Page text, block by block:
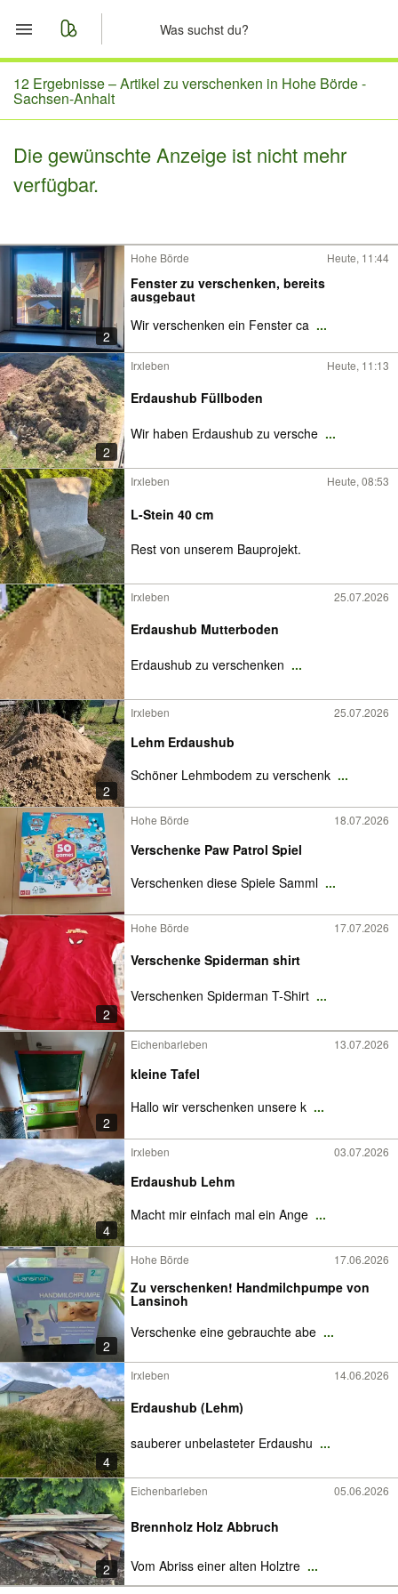
Start
Merkliste
Nachrichten
12 Ergebnisse –Artikel zu verschenken in Hohe Börde -
Sachsen-Anhalt
Die gewünschte Anzeige ist nicht mehr
verfügbar.
2
Hohe Börde Heute, 11:44
Fenster zu verschenken, bereits
ausgebaut
Wir verschenken ein Fenster ca ...
2
Irxleben Heute, 11:13
Erdaushub Füllboden
Wir haben Erdaushub zu versche ...
Irxleben Heute, 08:53
L-Stein 40 cm
Rest von unserem Bauprojekt.
Irxleben 25.07.2026
Erdaushub Mutterboden
Erdaushub zu verschenken ...
2
Irxleben 25.07.2026
Lehm Erdaushub
Schöner Lehmbodem zu verschenk ...
Hohe Börde 18.07.2026
Verschenke Paw Patrol Spiel
Verschenken diese Spiele Samml ...
2
Hohe Börde 17.07.2026
Verschenke Spiderman shirt
Verschenken Spiderman T-Shirt ...
2
Eichenbarleben 13.07.2026
kleine Tafel
Hallo wir verschenken unsere k ...
4
Irxleben 03.07.2026
Erdaushub Lehm
Macht mir einfach mal ein Ange ...
2
Hohe Börde 17.06.2026
Zu verschenken! Handmilchpumpe von
Lansinoh
Verschenke eine gebrauchte abe ...
4
Irxleben 14.06.2026
Erdaushub (Lehm)
sauberer unbelasteter Erdaushu ...
2
Eichenbarleben 05.06.2026
Brennholz Holz Abbruch
Vom Abriss einer alten Holztre ...